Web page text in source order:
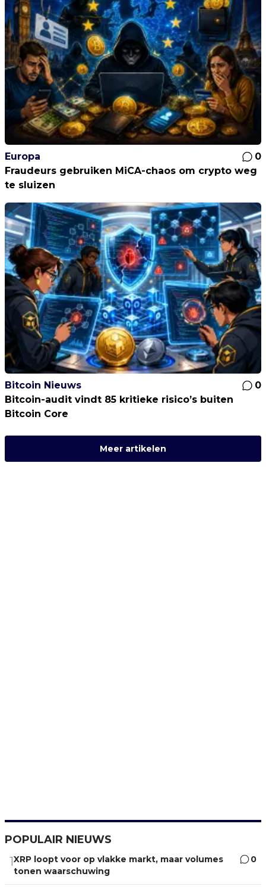
Europa
0
Fraudeurs gebruiken MiCA-chaos om crypto weg
te sluizen
Bitcoin Nieuws
0
Bitcoin-audit vindt 85 kritieke risico’s buiten
Bitcoin Core
Meer artikelen
POPULAIR NIEUWS
1XRP loopt voor op vlakke markt, maar volumes
tonen waarschuwing
0